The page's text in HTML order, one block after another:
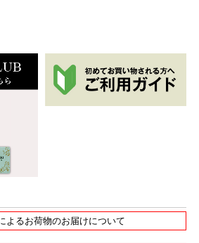
曲）
（メヌエット ＢＷＶ ＡＮＨ．１１
）
よるお荷物のお届けについて